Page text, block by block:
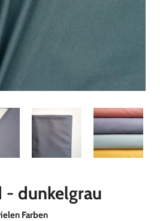
- dunkelgrau
Farben